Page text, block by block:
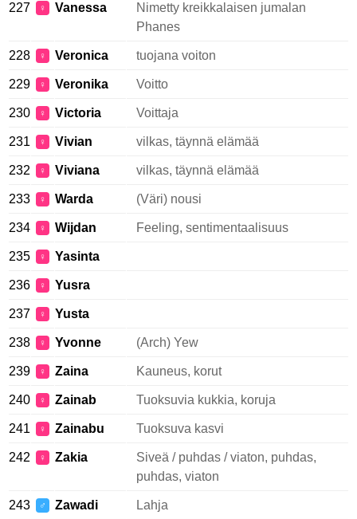
227 ♀ Vanessa
Nimetty kreikkalaisen jumalan
Phanes
228 ♀ Veronica tuojana voiton
229 ♀ Veronika Voitto
230 ♀ Victoria Voittaja
231 ♀ Vivian vilkas, täynnä elämää
232 ♀ Viviana vilkas, täynnä elämää
233 ♀ Warda (Väri) nousi
234 ♀ Wijdan Feeling, sentimentaalisuus
235 ♀ Yasinta
236 ♀ Yusra
237 ♀ Yusta
238 ♀ Yvonne (Arch) Yew
239 ♀ Zaina Kauneus, korut
240 ♀ Zainab Tuoksuvia kukkia, koruja
241 ♀ Zainabu Tuoksuva kasvi
242 ♀ Zakia
Siveä / puhdas / viaton, puhdas,
puhdas, viaton
243 ♂ Zawadi Lahja